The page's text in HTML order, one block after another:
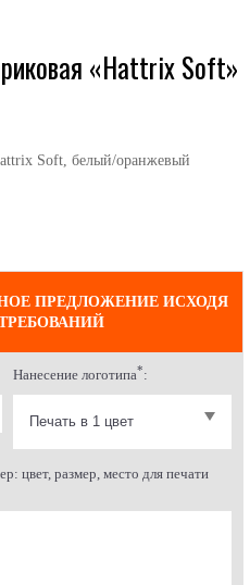
«Hattrix Soft»
Soft, белый/оранжевый
ПРЕДЛОЖЕНИЕ ИСХОДЯ
Нанесение логотипа*:
цвет, размер, место для печати